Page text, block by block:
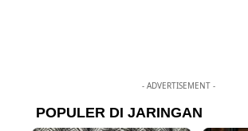
- ADVERTISEMENT -